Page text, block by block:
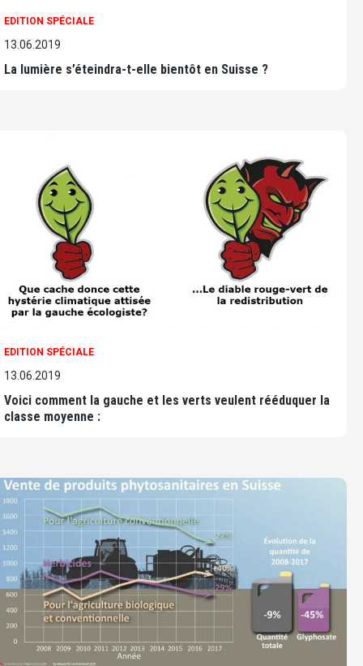
EDITION SPÉCIALE
13.06.2019
La lumière s’éteindra-t-elle bientôt en Suisse ?
EDITION SPÉCIALE
13.06.2019
Voici comment la gauche et les verts veulent rééduquer la
classe moyenne :